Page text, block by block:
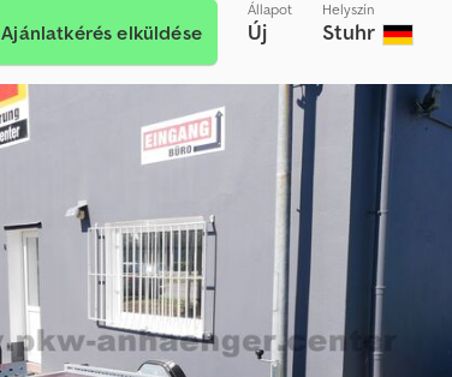
Ajánlatkérés elküldése
Állapot
Új
Helyszín
Stuhr